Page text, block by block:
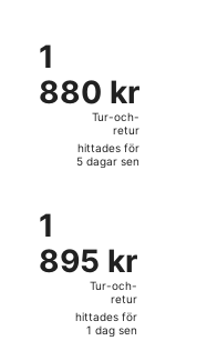
timmar
sen
1
880 kr
Tur-
retur,
hittades
dagar
sen
1
880 kr
Tur-och-
retur
hittades för
5 dagar sen
med avresa ons
1
895 kr
Tur-
retur,
hittades
1
895 kr
Tur-och-
retur
hittades för
1 dag sen
med avresa sön